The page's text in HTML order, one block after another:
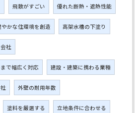
飛散がすごい 優れた断熱・遮熱性能
かな住環境を創造 高架水槽の下塗り
社
で幅広く対応 建設・建築に携わる業種
外壁の耐用年数
塗料を厳選する 立地条件に合わせる